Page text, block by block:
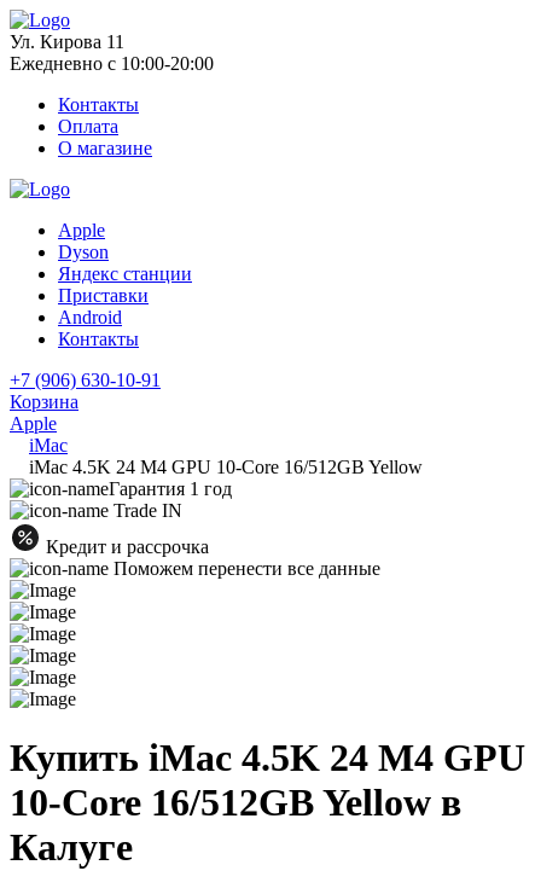
Ул. Кирова 11
Ежедневно с 10:00-20:00
Контакты
Оплата
О магазине
Apple
Dyson
Яндекс станции
Приставки
Android
Контакты
+7 (906) 630-10-91
Корзина
Apple
iMac
iMac 4.5K 24 M4 GPU 10-Core 16/512GB Yellow
Гарантия 1 год
Trade IN
Кредит и рассрочка
Поможем перенести все данные
Купить iMac 4.5K 24 M4 GPU
10-Core 16/512GB Yellow в
Калуге